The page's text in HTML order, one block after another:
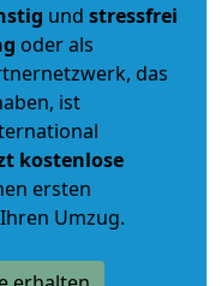
und stressfrei
oder als
das
ist
kostenlose
ersten
Umzug.